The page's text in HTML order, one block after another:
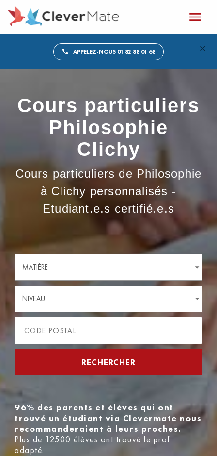
APPELEZ-NOUS 01 82 88 01 68
Cours particuliers
Philosophie
Clichy
Cours particuliers de Philosophie
à Clichy personnalisés -
Etudiant.e.s certifié.e.s
MATIÈRE
NIVEAU
96% des parents et élèves qui ont
trouvé un étudiant via Clevermate nous
recommanderaient à leurs proches.
Plus de 12500 élèves ont trouvé le prof
adapté.